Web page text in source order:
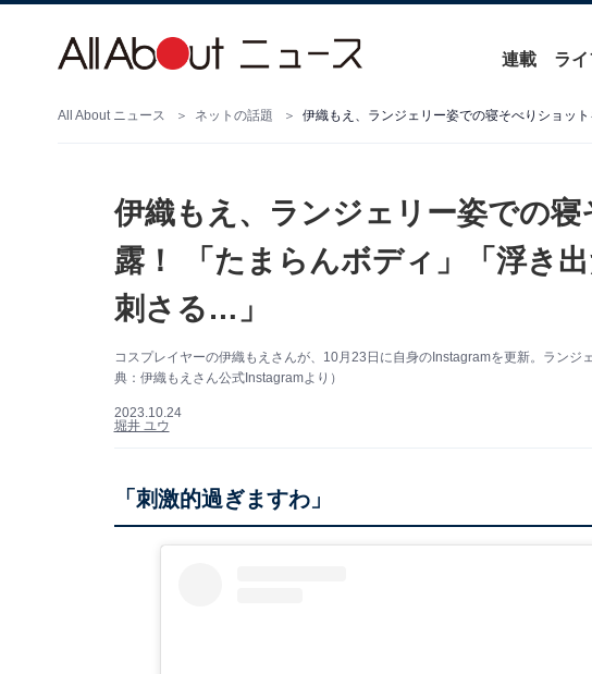
連載 ライ
All About ニュース ネットの話題
伊織もえ、ランジェリー姿での
露！ 「たまらんボディ」「浮き
刺さる…」
コスプレイヤーの伊織もえさんが、10月23日に自身のInstagramを更新。ランジ
典：伊織もえさん公式Instagramより）
2023.10.24
堀井 ユウ
「刺激的過ぎますわ」